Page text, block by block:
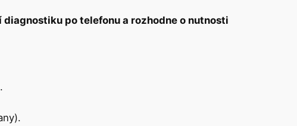
po telefonu a rozhodne o nutnosti